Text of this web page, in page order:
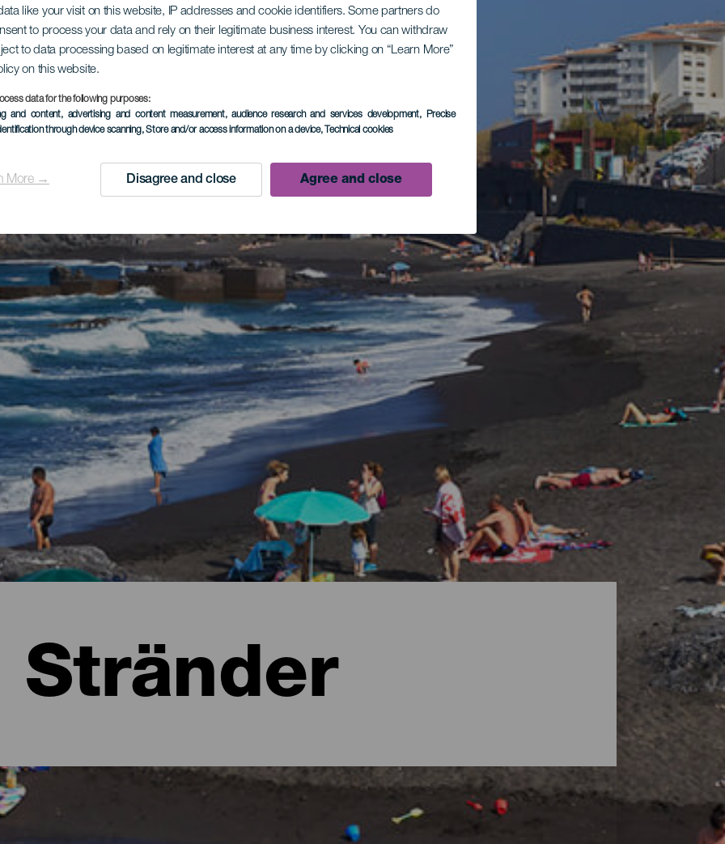
like your visit on this website, IP addresses and cookie identifiers. Some partners do
to process your data and rely on their legitimate business interest. You can withdraw
to data processing based on legitimate interest at any time by clicking on “Learn More”
on this website.
data for the following purposes:
and content, advertising and content measurement, audience research and services development, Precise
through device scanning, Store and/or access information on a device, Technical cookies
More → Disagree and close Agree and close
Stränder